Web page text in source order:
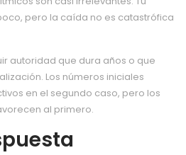
pero la caída no es catastrófica
autoridad que dura años o que
Los números iniciales
en el segundo caso, pero los
al primero.